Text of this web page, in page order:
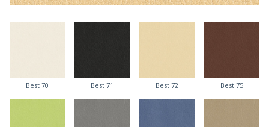
Best 70 Best 71 Best 72 Best 75